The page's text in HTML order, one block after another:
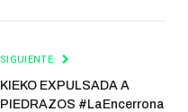
SIGUIENTE
KIEKO EXPULSADA A
PIEDRAZOS #LaEncerrona